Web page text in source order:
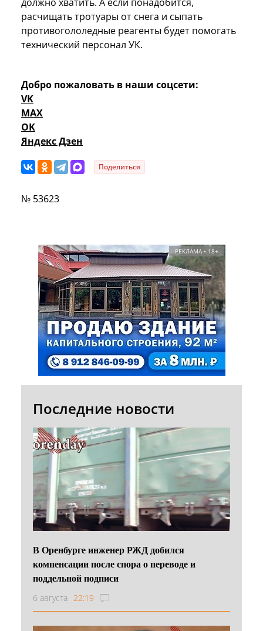
расчищать тротуары от снега и сыпать
противогололедные реагенты будет помогать
технический персонал УК.
Добро пожаловать в наши соцсети:
VK
MAX
OK
Яндекс Дзен
Поделиться
№ 53623
РЕКЛАМА • 18+
Последние новости
В Оренбурге инженер РЖД добился
компенсации после спора о переводе и
поддельной подписи
6 августа 22:19